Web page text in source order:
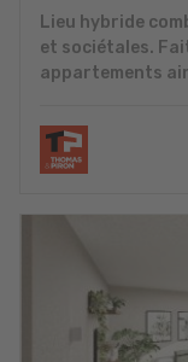
Lieu hybride
et sociétales.
appartements